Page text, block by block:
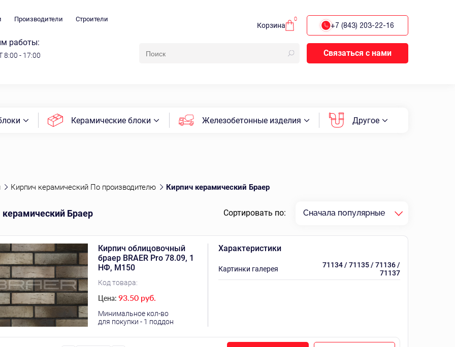
Производители Строители
Корзина
0
+7 (843) 203-22-16
работы:
8:00 - 17:00 Связаться с нами
Керамические блоки Железобетонные изделия Другое
Кирпич керамический По производителю Кирпич керамический Браер
керамический Браер Сортировать по: Сначала популярные
Кирпич облицовочный
браер BRAER Pro 78.09, 1
НФ, М150
Код товара:
Цена: 93.50 руб.
Минимальное кол-во
для покупки - 1 поддон
Характеристики
Картинки галерея
71134 / 71135 / 71136 /
71137